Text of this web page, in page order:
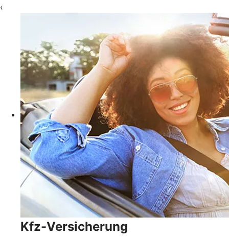
‹
Kfz-Versicherung